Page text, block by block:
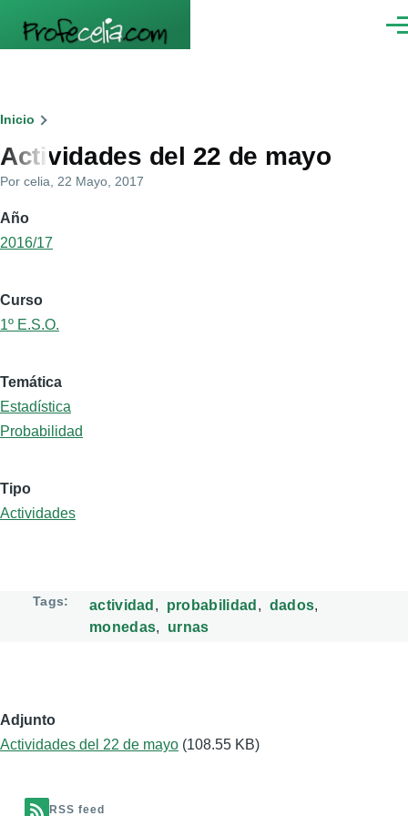
Ruta
de
navegación
Inicio
Actividades del 22 de mayo
Por celia , 22 Mayo, 2017
Año
2016/17
Curso
1º E.S.O.
Temática
Estadística
Probabilidad
Tipo
Actividades
Tags actividad probabilidad
dados
monedas
urnas
Adjunto
Actividades del 22 de mayo (108.55 KB)
RSS feed